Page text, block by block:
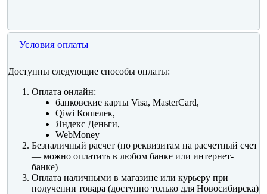
Условия оплаты
Доступны следующие способы оплаты:
Оплата онлайн:
банковские карты Visa, MasterCard,
Qiwi Кошелек,
Яндекс Деньги,
WebMoney
Безналичный расчет (по реквизитам на расчетный счет
— можно оплатить в любом банке или интернет-
банке)
Оплата наличными в магазине или курьеру при
получении товара (доступно только для Новосибирска)